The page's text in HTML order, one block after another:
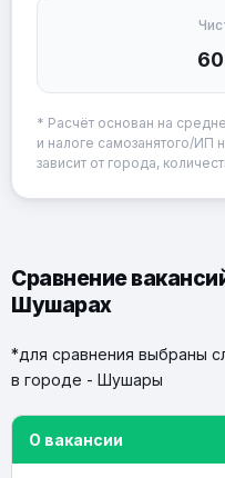
* Расчёт основан на
и налоге самозанятого/
зависит от города,
Сравнение
Шушарах
*для сравнения выбраны
в городе - Шушары
О вакансии